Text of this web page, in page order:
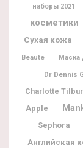
наборы 2021
косметики
Сухая кожа
Beaute
Маска
Dr Dennis
Charlotte
Apple
Sephora
Английская